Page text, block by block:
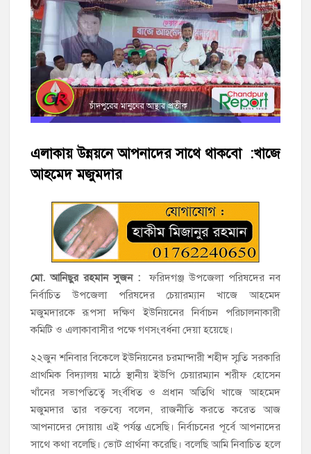
হাজীগঞ্জে শিক্ষার্থীদের লেখাপড়ার মানোন্নয়নে ও উপস্থিতি নিশ্চিতকরণে
অভিভাবক সমাবেশ
হাজীগঞ্জে অস্বাস্থ্যকর পরিবেশে খাবার প্রস্তুত: ২ হোটেলকে ৪৫ হাজার
টাকা জরিমানা
হাজীগঞ্জে ৬ বছরের শিশুকে ধর্ষণের অভিযোগে কেয়ারটেকার আটক
হাজীগঞ্জ সরকারি মডেল পাইলট হাই স্কুল অ্যান্ড কলেজে ‘জুলাই
গণঅভ্যুত্থান দিবস’ পালিত
‘জনগণের ভোটে নির্বাচিত হয়ে ফরিদগঞ্জের উন্নয়নে কাজ করছি’ :
আলহাজ্ব এমএ হান্নান এমপি
নিষিদ্ধ জাল মেরামত ও মাছ শিকার
এলাকায় উন্নয়নে আপনাদের সাথে থাকবো :খাজে
আহমেদ মজুমদার
মো. আনিছুর রহমান সুজন :
ফরিদগঞ্জ উপজেলা পরিষদের নব
নির্বাচিত উপজেলা পরিষদের চেয়ারম্যান খাজে আহমেদ
মজুমদারকে রূপসা দক্ষিণ ইউনিয়নের নির্বাচন পরিচালনাকারী
কমিটি ও এলাকাবাসীর পক্ষে গণসংবর্ধনা দেয়া হয়েছে।
২২জুন শনিবার বিকেলে ইউনিয়নের চরমান্দারী শহীদ স্মৃতি সরকারি
প্রাথমিক বিদ্যালয় মাঠে স্থানীয় ইউপি চেয়ারম্যান শরীফ হোসেন
খাঁনের সভাপতিত্বে সংর্বধিত ও প্রধান অতিথি খাজে আহমেদ
মজুমদার তার বক্তব্যে বলেন, রাজনীতি করতে করেত আজ
আপনাদের দোয়ায় এই পর্যন্ত এসেছি। নির্বাচনের পূর্বে আপনাদের
সাথে কথা বলেছি। ভোট প্রার্থনা করেছি। বলেছি আমি নিবাচিত হলে